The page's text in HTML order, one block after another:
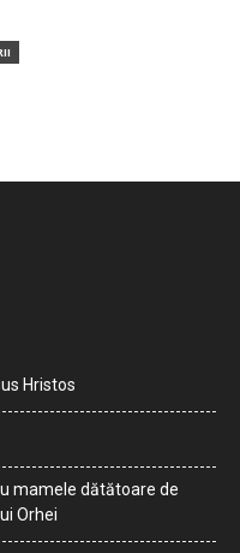
Hristos
mamele dătătoare de
Orhei